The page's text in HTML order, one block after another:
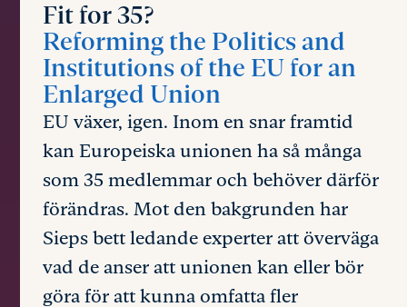
Fit for 35?
Reforming the Politics and
Institutions of the EU for an
Enlarged Union
EU växer, igen. Inom en snar framtid
kan Europeiska unionen ha så många
som 35 medlemmar och behöver därför
förändras. Mot den bakgrunden har
Sieps bett ledande experter att överväga
vad de anser att unionen kan eller bör
göra för att kunna omfatta fler